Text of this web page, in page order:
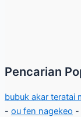
Pencarian
bubuk akar teratai
- ou fen nagekeo -